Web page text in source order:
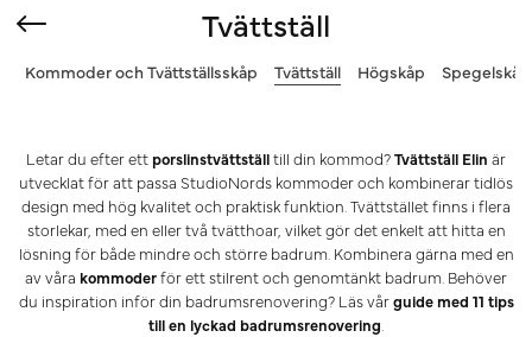
Tvättställ
Kommoder och Tvättställsskåp Tvättställ Högskåp Spegelskåp
Letar du efter ett porslinstvättställtill din kommod?Tvättställ Elin är
utvecklat för att passa StudioNords kommoder och kombinerar tidlös
design med hög kvalitet och praktisk funktion. Tvättstället finns i flera
storlekar, med en eller två tvätthoar, vilket gör det enkelt att hitta en
lösning för både mindre och större badrum. Kombinera gärna med en
av våra kommoderför ett stilrent och genomtänkt badrum. Behöver
du inspiration inför din badrumsrenovering? Läs vårguide med 11 tips
till en lyckad badrumsrenovering